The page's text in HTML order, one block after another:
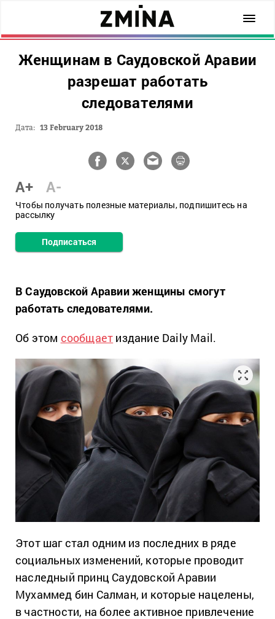
Женщинам в Саудовской Аравии
разрешат работать
следователями
Дата: 13 February 2018
A+ A-
Чтобы получать полезные материалы, подпишитесь на
рассылку
Подписаться
В Саудовской Аравии женщины смогут
работать следователями.
Об этом сообщает издание Daily Mail.
Этот шаг стал одним из последних в ряде
социальных изменений, которые проводит
наследный принц Саудовской Аравии
Мухаммед бин Салман, и которые нацелены,
в частности, на более активное привлечение